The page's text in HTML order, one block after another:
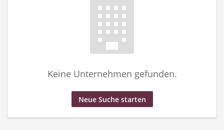
Keine Unternehmen gefunden.
Neue Suche starten